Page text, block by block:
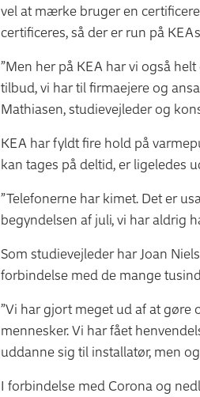
vel at mærke bruger en
certificeres, så der er run på
”Men her på KEA har vi også
tilbud, vi har til firmaejere og
Mathiasen, studievejleder og
KEA har fyldt fire hold på
kan tages på deltid, er ligeledes
”Telefonerne har kimet. Det er
begyndelsen af juli, vi har aldrig
Som studievejleder har Joan
forbindelse med de mange
”Vi har gjort meget ud af at
mennesker. Vi har fået
uddanne sig til installatør, men
I forbindelse med Corona og